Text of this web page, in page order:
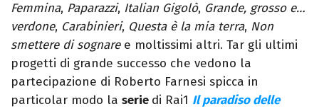
Femmina, Paparazzi, Italian Gigolò, Grande, grosso e…
verdone, Carabinieri, Questa è la mia terra, Non
smettere di sognaree moltissimi altri. Tar gli ultimi
progetti di grande successo che vedono la
partecipazione di Roberto Farnesi spicca in
particolar modo la serie di Rai1 Il paradiso delle